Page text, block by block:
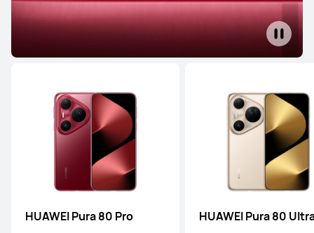
HUAWEI Pura 80 Pro HUAWEI Pura 80